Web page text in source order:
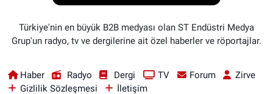
Türkiye'nin en büyük B2B medyası olan ST Endüstri Medya
Grup'un radyo, tv ve dergilerine ait özel haberler ve röportajlar.
Haber Radyo Dergi TV Forum
Zirve
Gizlilik Sözleşmesi
İletişim